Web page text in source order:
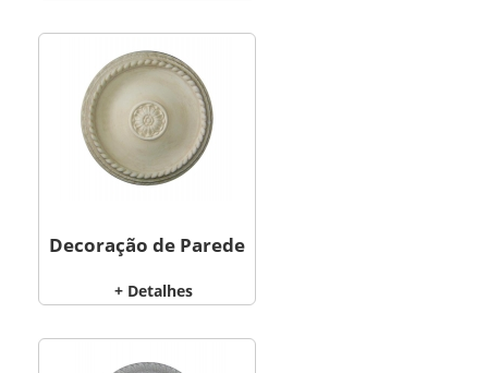
Decoração de Parede
+ Detalhes